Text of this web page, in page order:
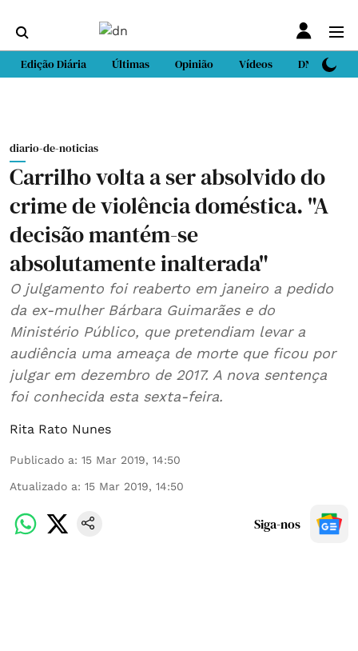
Edição Diária Últimas Opinião Vídeos DN Sport
diario-de-noticias
Carrilho volta a ser absolvido do
crime de violência doméstica. "A
decisão mantém-se
absolutamente inalterada"
O julgamento foi reaberto em janeiro a pedido
da ex-mulher Bárbara Guimarães e do
Ministério Público, que pretendiam levar a
audiência uma ameaça de morte que ficou por
julgar em dezembro de 2017. A nova sentença
foi conhecida esta sexta-feira.
Rita Rato Nunes
Publicado a: 15 Mar 2019, 14:50
Atualizado a: 15 Mar 2019, 14:50
Siga-nos